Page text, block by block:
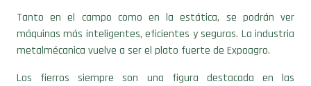
Tanto en el campo como en la estática, se podrán ver
máquinas más inteligentes, eficientes y seguras. La industria
metalmécanica vuelve a ser el plato fuerte de Expoagro.
Los fierros siempre son una figura destacada en las